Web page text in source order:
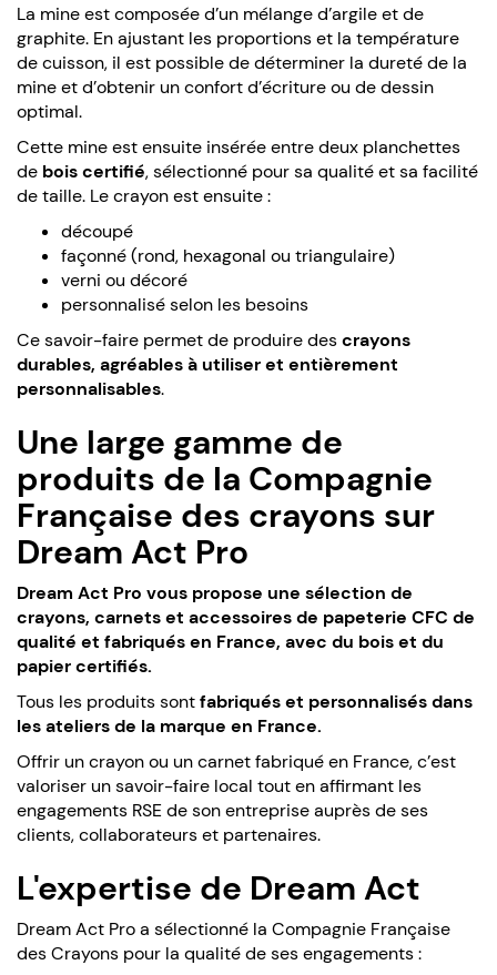
La mine est composée d’un mélange d’argile et de
graphite. En ajustant les proportions et la température
de cuisson, il est possible de déterminer la dureté de la
mine et d’obtenir un confort d’écriture ou de dessin
optimal.
Cette mine est ensuite insérée entre deux planchettes
de bois certifié, sélectionné pour sa qualité et sa facilité
de taille. Le crayon est ensuite :
découpé
façonné (rond, hexagonal ou triangulaire)
verni ou décoré
personnalisé selon les besoins
Ce savoir-faire permet de produire descrayons
durables, agréables à utiliser et entièrement
personnalisables.
Une large gamme de
produits de la Compagnie
Française des crayons sur
Dream Act Pro
Dream Act Pro vous propose une sélection de
crayons, carnets et accessoires de papeterie CFC de
qualité et fabriqués en France, avec du bois et du
papier certifiés.
Tous les produits sontfabriqués et personnalisés dans
les ateliers de la marque en France.
Offrir un crayon ou un carnet fabriqué en France, c’est
valoriser un savoir-faire local tout en affirmant les
engagements RSE de son entreprise auprès de ses
clients, collaborateurs et partenaires.
L'expertise de Dream Act
Dream Act Pro a sélectionné la Compagnie Française
des Crayons pour la qualité de ses engagements :